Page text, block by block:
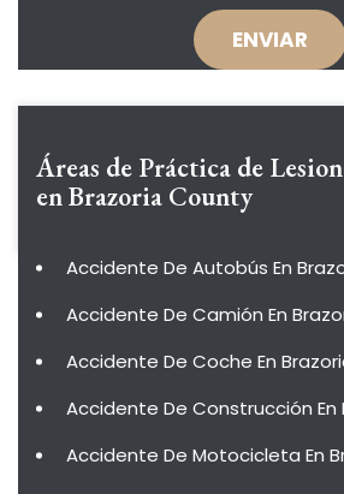
Áreas de Práctica de
en Brazoria County
Accidente De Autobús En
Accidente De Camión En
Accidente De Coche En
Accidente De Construcción En
Accidente De Motocicleta En